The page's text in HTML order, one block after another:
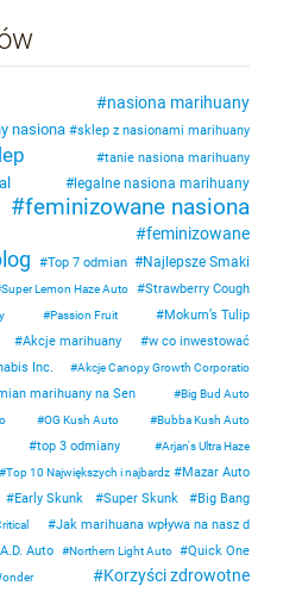
nasiona marihuany
nasiona sklep z nasionami marihuany
tanie nasiona marihuany
legalne nasiona marihuany
feminizowane nasiona
feminizowane
Top 7 odmian Najlepsze Smaki
Super Lemon Haze Auto
Strawberry Cough
Passion Fruit
Mokum’s Tulip
Akcje marihuany w co inwestować
Inc. Akcje Canopy Growth Corporatio
marihuany na Sen Big Bud Auto
OG Kush Auto Bubba Kush Auto
top 3 odmiany Arjan's Ultra Haze
Top 10 Największych i najbardz
Mazar Auto
Early Skunk Super Skunk
Big Bang
Jak marihuana wpływa na nasz d
Auto Northern Light Auto Quick One
Korzyści zdrowotne